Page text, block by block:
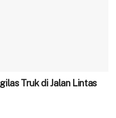
Truk di Jalan Lintas